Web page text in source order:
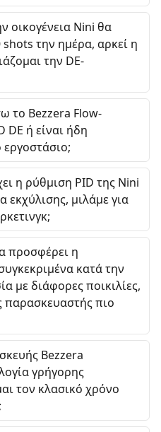
οικογένεια Nini θα
shots την ημέρα, αρκεί η
την DE-
το Bezzera Flow-
ή είναι ήδη
η ρύθμιση PID της Nini
εκχύλισης, μιλάμε για
προσφέρει η
κατά την
με διάφορες ποικιλίες,
παρασκευαστής πιο
Bezzera
γρήγορης
τον κλασικό χρόνο